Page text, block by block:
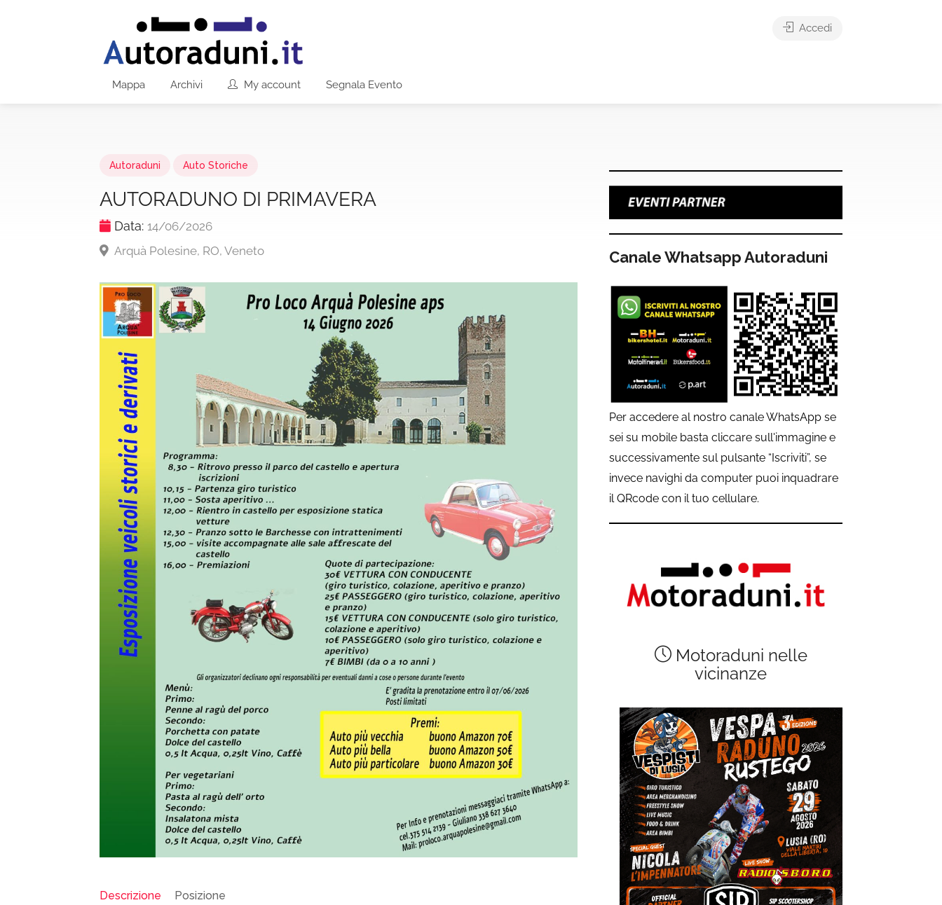
Mappa Archivi My account Segnala Evento
Accedi
Autoraduni Auto Storiche
AUTORADUNO DI PRIMAVERA
Data: 14/06/2026
Arquà Polesine, RO, Veneto
Descrizione Posizione
Canale Whatsapp Autoraduni
Per accedere al nostro canale WhatsApp se
sei su mobile basta cliccare sull'immagine e
successivamente sul pulsante “Iscriviti”, se
invece navighi da computer puoi inquadrare
il QRcode con il tuo cellulare.
Motoraduni nelle
vicinanze